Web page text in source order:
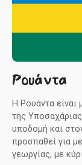
Ρουάντα
Η Ρουάντα
της
υποδομή και
προσπαθεί για
γεωργίας, με